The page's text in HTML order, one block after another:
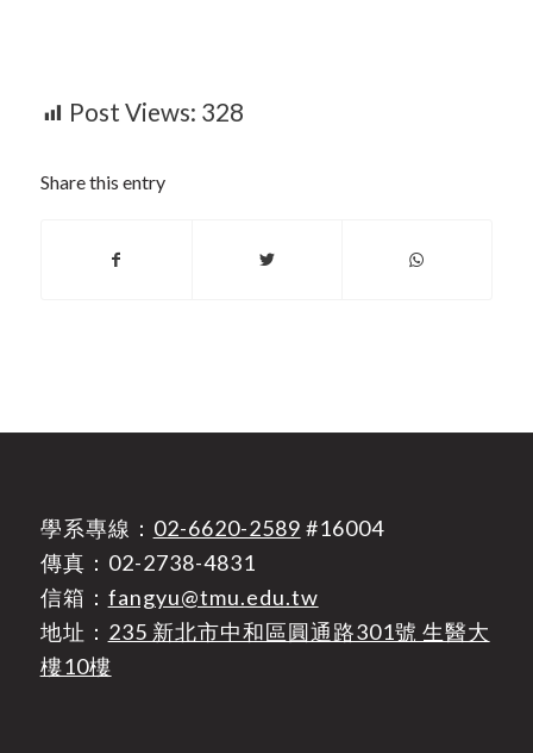
Post Views: 328
Share this entry
學系專線： 02-6620-2589 #16004
傳真：02-2738-4831
信箱： fangyu@tmu.edu.tw
地址： 235 新北市中和區圓通路301號 生醫大
樓10樓